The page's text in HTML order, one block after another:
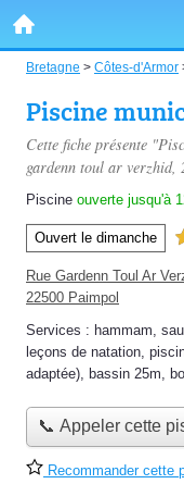
Bretagne > Côtes-d'Armor
Piscine
Cette fiche présente
gardenn toul ar verzhid,
Piscine ouverte jusqu'à
Ouvert le dimanche
Rue Gardenn Toul Ar
22500 Paimpol
Services : hammam,
leçons de natation,
adaptée), bassin 25m,
📞 Appeler cette
Recommander cette